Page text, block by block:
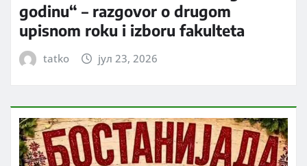
godinu“ – razgovor o drugom
upisnom roku i izboru fakulteta
tatko јул 23, 2026